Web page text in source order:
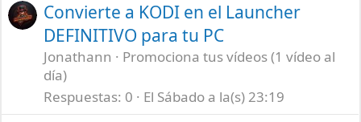
Convierte a KODI en el Launcher
DEFINITIVO para tu PC
Jonathann
Promociona tus vídeos (1 vídeo al
día)
Respuestas 0 El Sábado a la(s) 23:19